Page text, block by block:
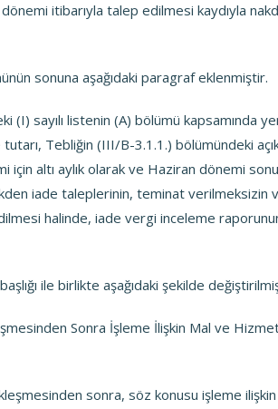
dönemi itibarıyla talep edilmesi kaydıyla
sonuna aşağıdaki paragraf eklenmiştir.
(I) sayılı listenin (A) bölümü kapsamında
Tebliğin (III/B-3.1.1.) bölümündeki
için altı aylık olarak ve Haziran dönemi
iade taleplerinin, teminat verilmeksizin
halinde, iade vergi inceleme
ile birlikte aşağıdaki şekilde
Sonra İşleme İlişkin Mal ve Hizmet
sonra, söz konusu işleme